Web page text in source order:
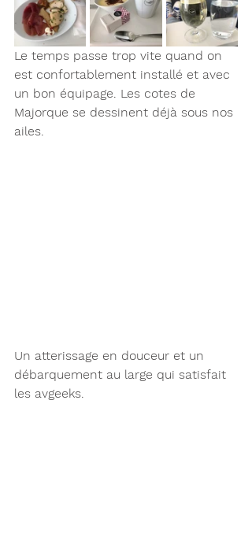
Le temps passe trop vite quand on
est confortablement installé et avec
un bon équipage. Les cotes de
Majorque se dessinent déjà sous nos
ailes.
Un atterissage en douceur et un
débarquement au large qui satisfait
les avgeeks.